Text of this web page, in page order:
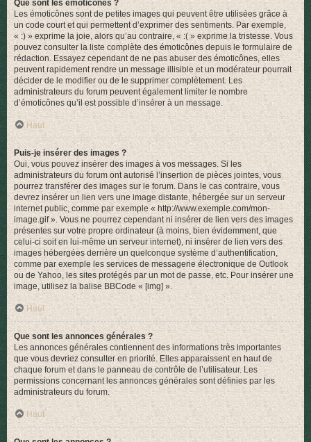
Que sont les émoticônes ?
Les émoticônes sont de petites images qui peuvent être utilisées grâce à
un code court et qui permettent d’exprimer des sentiments. Par exemple,
« :) » exprime la joie, alors qu’au contraire, « :( » exprime la tristesse. Vous
pouvez consulter la liste complète des émoticônes depuis le formulaire de
rédaction. Essayez cependant de ne pas abuser des émoticônes, elles
peuvent rapidement rendre un message illisible et un modérateur pourrait
décider de le modifier ou de le supprimer complètement. Les
administrateurs du forum peuvent également limiter le nombre
d’émoticônes qu’il est possible d’insérer à un message.
Haut
Puis-je insérer des images ?
Oui, vous pouvez insérer des images à vos messages. Si les
administrateurs du forum ont autorisé l’insertion de pièces jointes, vous
pourrez transférer des images sur le forum. Dans le cas contraire, vous
devrez insérer un lien vers une image distante, hébergée sur un serveur
internet public, comme par exemple « http://www.exemple.com/mon-
image.gif ». Vous ne pourrez cependant ni insérer de lien vers des images
présentes sur votre propre ordinateur (à moins, bien évidemment, que
celui-ci soit en lui-même un serveur internet), ni insérer de lien vers des
images hébergées derrière un quelconque système d’authentification,
comme par exemple les services de messagerie électronique de Outlook
ou de Yahoo, les sites protégés par un mot de passe, etc. Pour insérer une
image, utilisez la balise BBCode « [img] ».
Haut
Que sont les annonces générales ?
Les annonces générales contiennent des informations très importantes
que vous devriez consulter en priorité. Elles apparaissent en haut de
chaque forum et dans le panneau de contrôle de l’utilisateur. Les
permissions concernant les annonces générales sont définies par les
administrateurs du forum.
Haut